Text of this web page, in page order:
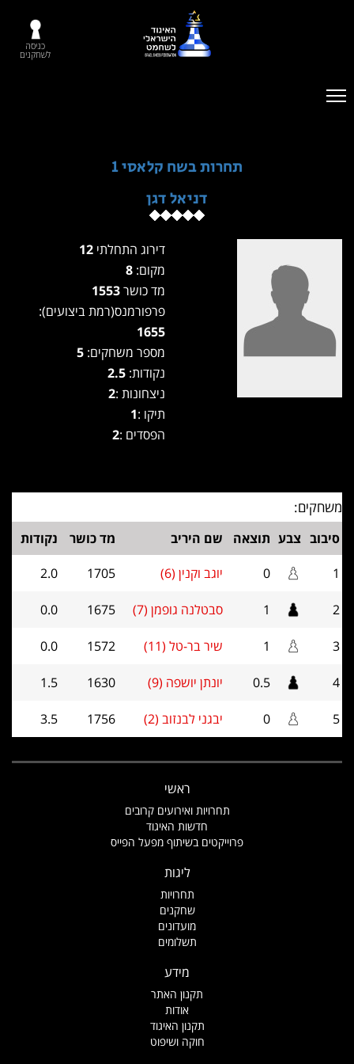
כניסה
לשחקנים
תחרות בשח קלאסי 1
דניאל דגן
דירוג התחלתי
מקום:
מד כושר
פרפורמנס(רמת ביצועים):
1655
מספר משחקים:
נקודות: 2.5
ניצחונות :2
תיקו :1
הפסדים :2
משחקים:
סיבוב צבע תוצאה שם היריב מד כושר
נקודות
1
0 יוגב וקנין (6) 1705
2.0
2
1 סבטלנה גופמן (7) 1675
0.0
3
1 שיר בר-טל (11) 1572
0.0
4
0.5 יונתן יושפה (9) 1630
1.5
5
0 יבגני לבנזוב (2) 1756
3.5
ראשי
תחרויות ואירועים קרובים
חדשות האיגוד
פרוייקטים בשיתוף מפעל הפייס
ליגות
תחרויות
שחקנים
מועדונים
תשלומים
מידע
תקנון האתר
אודות
תקנון האיגוד
חוקה ושיפוט